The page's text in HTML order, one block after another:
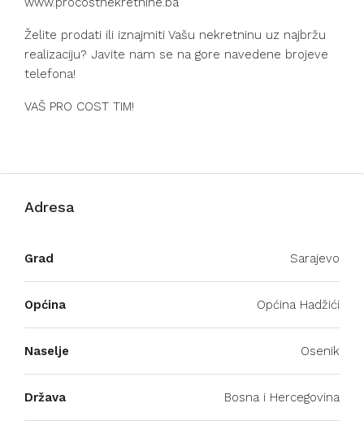
Želite prodati ili iznajmiti Vašu nekretninu uz najbržu
realizaciju? Javite nam se na gore navedene brojeve
telefona!
VAŠ PRO COST TIM!
Adresa
Grad Sarajevo
Općina Općina Hadžići
Naselje Osenik
Država Bosna i Hercegovina